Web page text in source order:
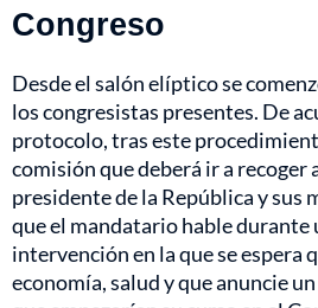
Congreso
Desde el salón elíptico se
los congresistas presentes. De
protocolo, tras este
comisión que deberá ir a recoger
presidente de la República y sus
que el mandatario hable durante
intervención en la que se espera
economía, salud y que anuncie